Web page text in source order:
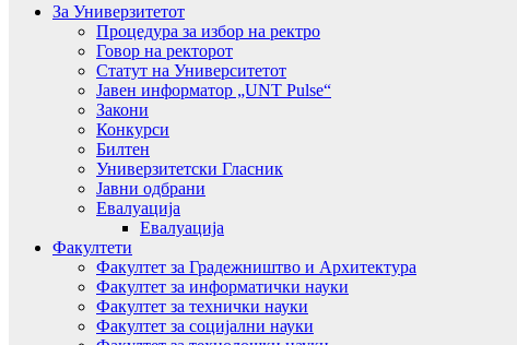
За Универзитетот
Процедура за избор на ректро
Говор на ректорот
Статут на Университетот
Јавен информатор „UNT Pulse“
Закони
Конкурси
Билтен
Универзитетски Гласник
Јавни одбрани
Евалуација
Евалуација
Факултети
Факултет за Градежништво и Архитектура
Факултет за информатички науки
Факултет за технички науки
Факултет за социјални науки